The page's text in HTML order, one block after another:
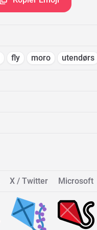
fly moro utendørs
X / Twitter Microsoft